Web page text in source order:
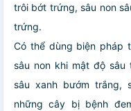
trôi bớt trứng, sâu non
trứng.
Có thể dùng biện pháp
sâu non khi mật độ sâu
sâu xanh bướm trắng,
những cây bị bệnh